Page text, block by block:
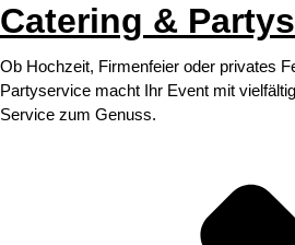
Catering &
Ob Hochzeit, Firmenfeier oder privates
Partyservice macht Ihr Event mit
Service zum Genuss.